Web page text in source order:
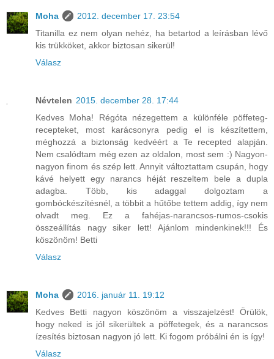
Moha
2012. december 17. 23:54
Titanilla ez nem olyan nehéz, ha betartod a leírásban lévő
kis trükköket, akkor biztosan sikerül!
Válasz
Névtelen 2015. december 28. 17:44
Kedves Moha! Régóta nézegettem a különféle pöffeteg-
recepteket, most karácsonyra pedig el is készítettem,
méghozzá a biztonság kedvéért a Te recepted alapján.
Nem csalódtam még ezen az oldalon, most sem :) Nagyon-
nagyon finom és szép lett. Annyit változtattam csupán, hogy
kávé helyett egy narancs héját reszeltem bele a dupla
adagba. Több, kis adaggal dolgoztam a
gombóckészítésnél, a többit a hűtőbe tettem addig, így nem
olvadt meg. Ez a fahéjas-narancsos-rumos-csokis
összeállítás nagy siker lett! Ajánlom mindenkinek!!! És
köszönöm! Betti
Válasz
Moha
2016. január 11. 19:12
Kedves Betti nagyon köszönöm a visszajelzést! Örülök,
hogy neked is jól sikerültek a pöffetegek, és a narancsos
ízesítés biztosan nagyon jó lett. Ki fogom próbálni én is így!
Válasz